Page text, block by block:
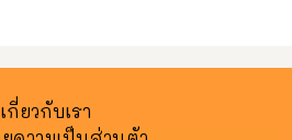
เกี่ยวกับเรา